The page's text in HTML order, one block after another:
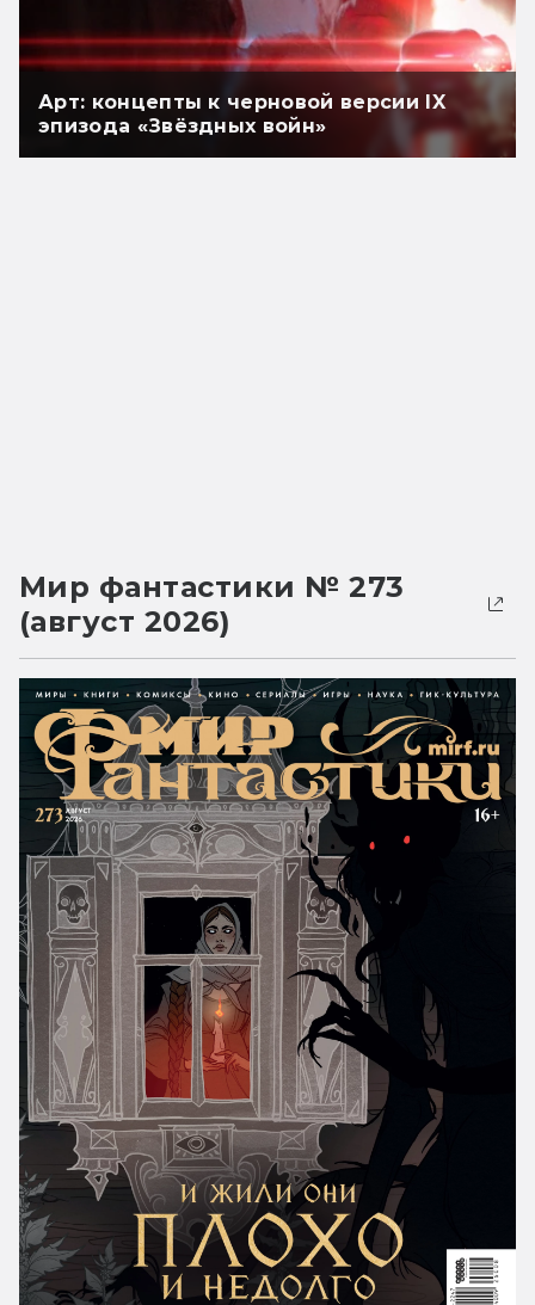
Арт: концепты к черновой версии IX
эпизода «Звёздных войн»
Мир фантастики № 273
(август 2026)